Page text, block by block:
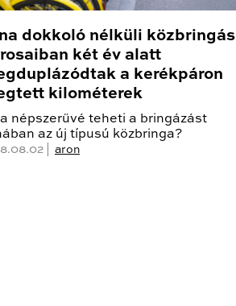
dokkoló nélküli közbringás
két év alatt
a kerékpáron
kilométerek
népszerűvé teheti a bringázást
az új típusú közbringa?
| aron